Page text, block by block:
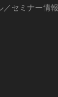
セミナー情報